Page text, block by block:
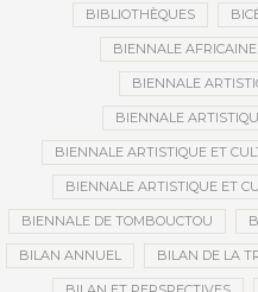
BIBLIOTHÈQUES
BIENNALE
BIENNALE
BIENNALE
BIENNALE ARTISTIQUE ET
BIENNALE ARTISTIQUE ET
BIENNALE DE TOMBOUCTOU
BILAN ANNUEL BILAN DE LA